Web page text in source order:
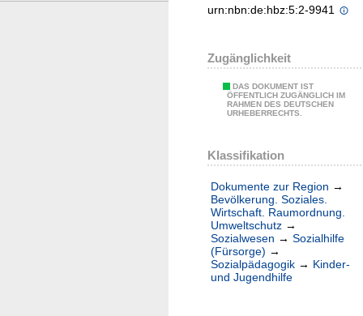
urn:nbn:de:hbz:5:2-9941
Zugänglichkeit
DAS DOKUMENT IST
ÖFFENTLICH ZUGÄNGLICH IM
RAHMEN DES DEUTSCHEN
URHEBERRECHTS.
Klassifikation
Dokumente zur Region →
Bevölkerung. Soziales.
Wirtschaft. Raumordnung.
Umweltschutz →
Sozialwesen → Sozialhilfe
(Fürsorge) →
Sozialpädagogik → Kinder-
und Jugendhilfe